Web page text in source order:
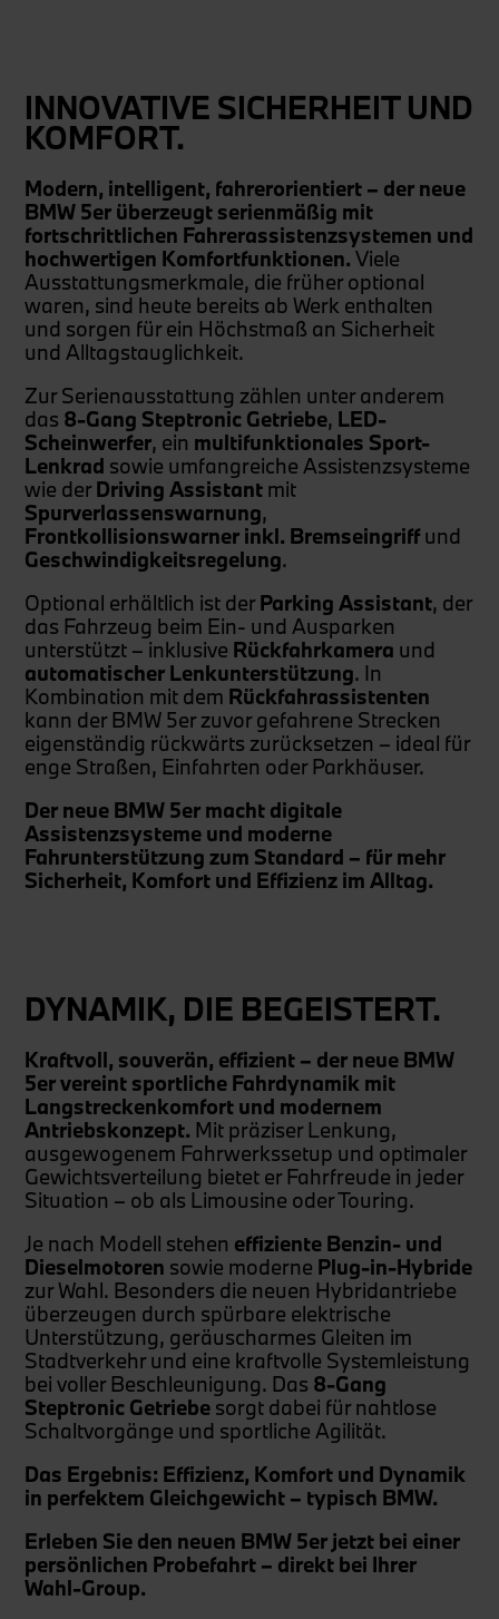
INNOVATIVE SICHERHEIT UND
KOMFORT.
Modern, intelligent, fahrerorientiert – der neue
BMW 5er überzeugt serienmäßig mit
fortschrittlichen Fahrerassistenzsystemen und
hochwertigen Komfortfunktionen. Viele
Ausstattungsmerkmale, die früher optional
waren, sind heute bereits ab Werk enthalten
und sorgen für ein Höchstmaß an Sicherheit
und Alltagstauglichkeit.
Zur Serienausstattung zählen unter anderem
das 8-Gang Steptronic Getriebe, LED-
Scheinwerfer, ein multifunktionales Sport-
Lenkrad sowie umfangreiche Assistenzsysteme
wie derDriving Assistant mit
Spurverlassenswarnung,
Frontkollisionswarner inkl. Bremseingriff und
Geschwindigkeitsregelung.
Optional erhältlich ist derParking Assistant, der
das Fahrzeug beim Ein- und Ausparken
unterstützt – inklusive Rückfahrkamera und
automatischer Lenkunterstützung. In
Kombination mit dem Rückfahrassistenten
kann der BMW 5er zuvor gefahrene Strecken
eigenständig rückwärts zurücksetzen – ideal für
enge Straßen, Einfahrten oder Parkhäuser.
Der neue BMW 5er macht digitale
Assistenzsysteme und moderne
Fahrunterstützung zum Standard – für mehr
Sicherheit, Komfort und Effizienz im Alltag.
DYNAMIK, DIE BEGEISTERT.
Kraftvoll, souverän, effizient – der neue BMW
5er vereint sportliche Fahrdynamik mit
Langstreckenkomfort und modernem
Antriebskonzept. Mit präziser Lenkung,
ausgewogenem Fahrwerkssetup und optimaler
Gewichtsverteilung bietet er Fahrfreude in jeder
Situation – ob als Limousine oder Touring.
Je nach Modell stehen effiziente Benzin- und
Dieselmotoren sowie moderne Plug-in-Hybride
zur Wahl. Besonders die neuen Hybridantriebe
überzeugen durch spürbare elektrische
Unterstützung, geräuscharmes Gleiten im
Stadtverkehr und eine kraftvolle Systemleistung
bei voller Beschleunigung. Das 8-Gang
Steptronic Getriebe sorgt dabei für nahtlose
Schaltvorgänge und sportliche Agilität.
Das Ergebnis: Effizienz, Komfort und Dynamik
in perfektem Gleichgewicht – typisch BMW.
Erleben Sie den neuen BMW 5er jetzt bei einer
persönlichen Probefahrt – direkt bei Ihrer
Wahl-Group.